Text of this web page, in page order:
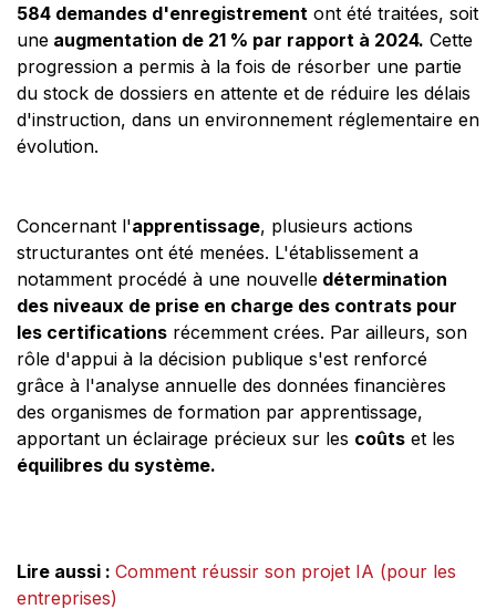
584 demandes d'enregistrement ont été traitées, soit
une augmentation de 21 % par rapport à 2024. Cette
progression a permis à la fois de résorber une partie
du stock de dossiers en attente et de réduire les délais
d'instruction, dans un environnement réglementaire en
évolution.
Concernant l'apprentissage, plusieurs actions
structurantes ont été menées. L'établissement a
notamment procédé à une nouvelle détermination
des niveaux de prise en charge des contrats pour
les certifications récemment crées. Par ailleurs, son
rôle d'appui à la décision publique s'est renforcé
grâce à l'analyse annuelle des données financières
des organismes de formation par apprentissage,
apportant un éclairage précieux sur les coûts et les
équilibres du système.
Lire aussi : Comment réussir son projet IA (pour les
entreprises)